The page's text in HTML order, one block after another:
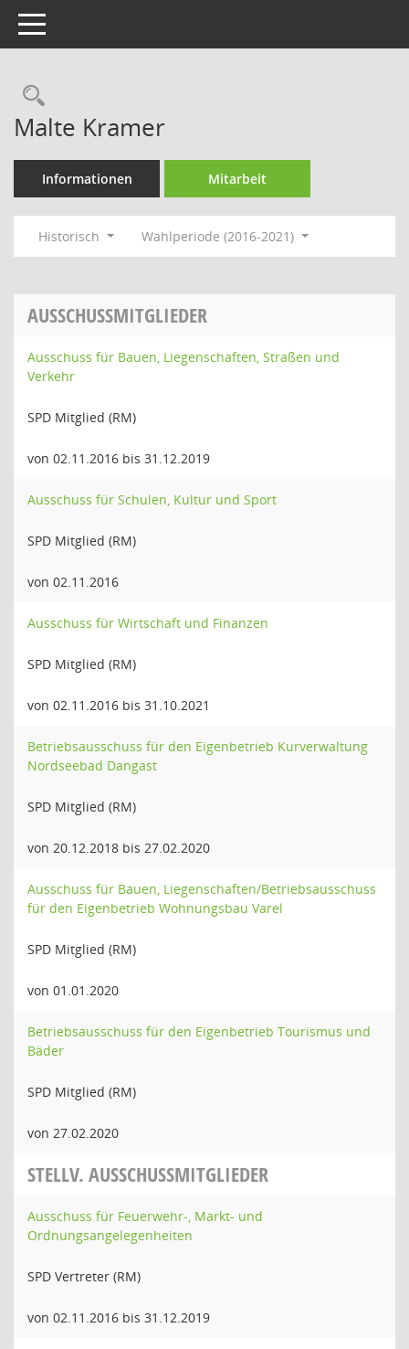
Toggle navigation
Rechercheauswahl
Malte Kramer
Informationen Mitarbeit
Historisch Wahlperiode (2016-2021)
AUSSCHUSSMITGLIEDER
Ausschuss für Bauen, Liegenschaften, Straßen und
Verkehr
SPD Mitglied (RM)
von 02.11.2016 bis 31.12.2019
Ausschuss für Schulen, Kultur und Sport
SPD Mitglied (RM)
von 02.11.2016
Ausschuss für Wirtschaft und Finanzen
SPD Mitglied (RM)
von 02.11.2016 bis 31.10.2021
Betriebsausschuss für den Eigenbetrieb Kurverwaltung
Nordseebad Dangast
SPD Mitglied (RM)
von 20.12.2018 bis 27.02.2020
Ausschuss für Bauen, Liegenschaften/Betriebsausschuss
für den Eigenbetrieb Wohnungsbau Varel
SPD Mitglied (RM)
von 01.01.2020
Betriebsausschuss für den Eigenbetrieb Tourismus und
Bäder
SPD Mitglied (RM)
von 27.02.2020
STELLV. AUSSCHUSSMITGLIEDER
Ausschuss für Feuerwehr-, Markt- und
Ordnungsangelegenheiten
SPD Vertreter (RM)
von 02.11.2016 bis 31.12.2019